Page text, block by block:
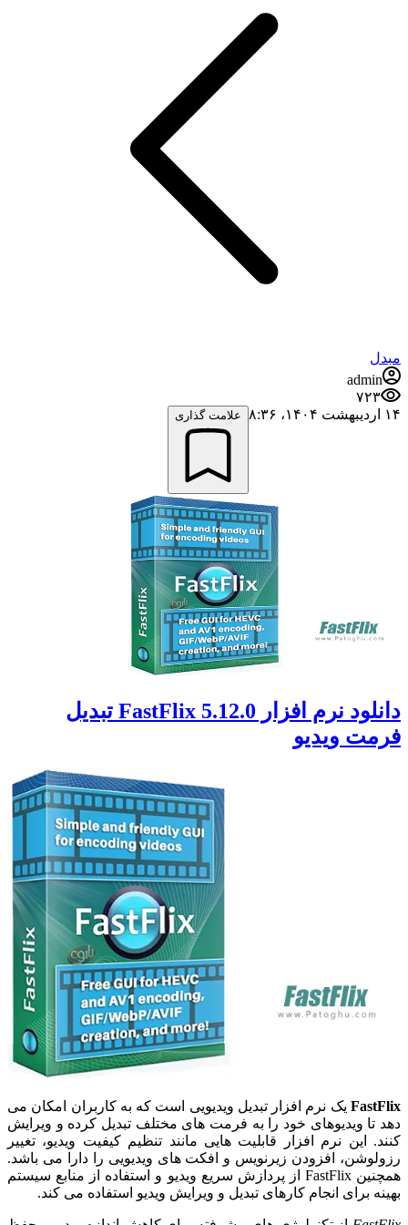
مبدل
admin
۷۲۳
۱۴ اردیبهشت ۱۴۰۴،‏ ۸:۳۶
علامت گذاری
دانلود نرم افزار FastFlix 5.12.0 تبدیل
فرمت ویدیو
FastFlix یک نرم افزار تبدیل ویدیویی است که به کاربران امکان می
دهد تا ویدیوهای خود را به فرمت های مختلف تبدیل کرده و ویرایش
کنند. این نرم افزار قابلیت هایی مانند تنظیم کیفیت ویدیو، تغییر
رزولوشن، افزودن زیرنویس و افکت های ویدیویی را دارا می باشد.
همچنین FastFlix از پردازش سریع ویدیو و استفاده از منابع سیستم
بهینه برای انجام کارهای تبدیل و ویرایش ویدیو استفاده می کند.